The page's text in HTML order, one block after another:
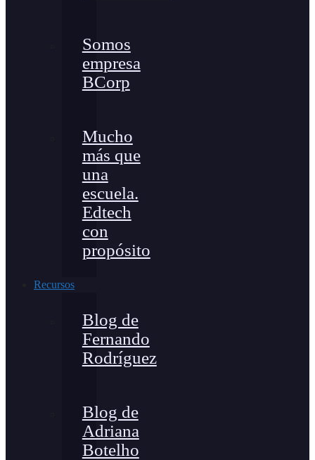
Somos
empresa
BCorp
Mucho
más que
una
escuela.
Edtech
con
propósito
Recursos
Blog de
Fernando
Rodríguez
Blog de
Adriana
Botelho